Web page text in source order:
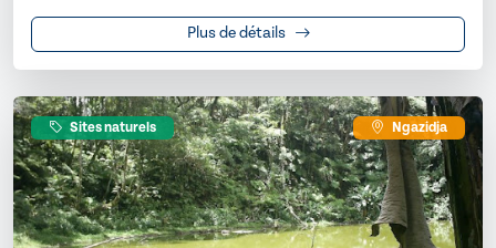
Plus de détails
Sites naturels Ngazidja